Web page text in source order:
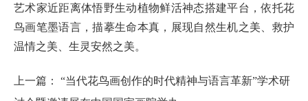
艺术家近距离体悟野生动植物鲜活神态搭建平台，依托花
鸟画笔墨语言，描摹生命本真，展现自然生机之美、救护
温情之美、生灵安然之美。
上一篇： “当代花鸟画创作的时代精神与语言革新”学术研